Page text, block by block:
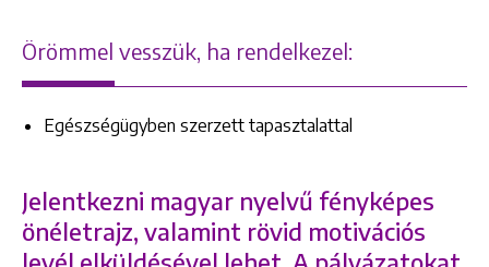
1148 Budapest, Örs vezér tere 2.
Örömmel vesszük, ha rendelkezel:
Egészségügyben szerzett tapasztalattal
Jelentkezni magyar nyelvű fényképes
önéletrajz, valamint rövid motivációs